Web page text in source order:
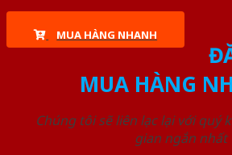
MUA HÀNG NHANH
MUA HÀNG
Chúng tôi sẽ liên lạc lại với quý
gian ngắn nhất